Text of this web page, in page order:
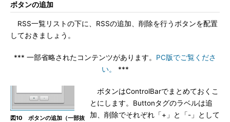
ボタンの追加
RSS一覧リストの下に、RSSの追加、削除を行うボタンを配置
しておきましょう。
*** 一部省略されたコンテンツがあります。 PC版でご覧くださ
い。
***
図10 ボタンの追加（一部抜
ボタンはControlBarでまとめておくこ
とにします。Buttonタグのラベルは追
加、削除でそれぞれ「+」と「-」として